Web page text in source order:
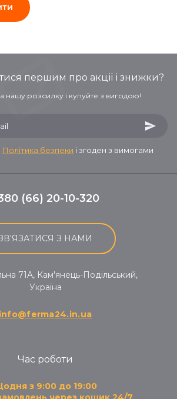
першим про акції і знижки?
нашу розсилку і купуйте з вигодою!
Політика безпеки і згоден з вимогами
(66) 20-10-320
З НАМИ
71A, Кам'янець-Подільський,
Україна
info@ferma24.in.ua
Час роботи
з 9:00 до 19:00